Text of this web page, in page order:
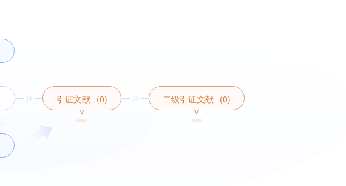
引证文献 (0) 二级引证文献 (0)